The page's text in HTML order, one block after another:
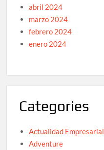
abril 2024
marzo 2024
febrero 2024
enero 2024
Categories
Actualidad Empresarial
Adventure